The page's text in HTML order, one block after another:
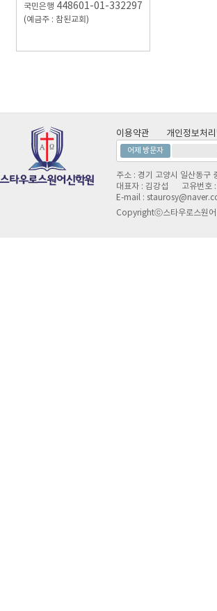
국민은행 448601-01-332297
(예금주 : 참된교회)
이용약관 개인정보처
어제 방문자
주소 : 경기 고양시 일산동구
대표자 : 김강섭
고유번호
E-mail :
Copyrightⓒ스타우로스원어